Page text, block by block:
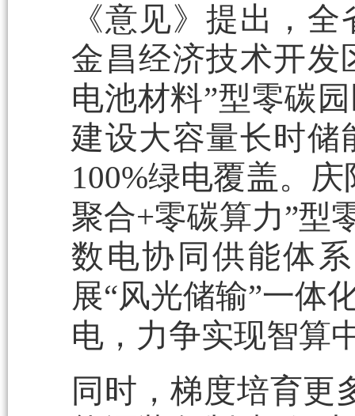
《意见》提出，
金昌经济技术开发
电池材料”型零碳
建设大容量长时储
100%绿电覆盖。
聚合+零碳算力”型
数电协同供能体
展“风光储输”一体
电，力争实现智算
同时，梯度培育更